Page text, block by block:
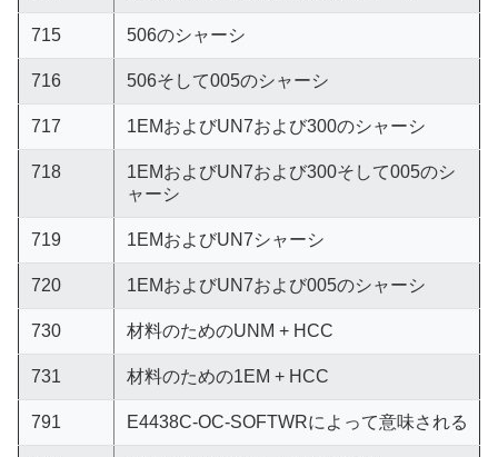
715 506のシャーシ
716 506そして005のシャーシ
717 1EMおよびUN7および300のシャーシ
718
1EMおよびUN7および300そして005のシ
ャーシ
719 1EMおよびUN7シャーシ
720 1EMおよびUN7および005のシャーシ
730 材料のためのUNM + HCC
731 材料のための1EM + HCC
791 E4438C-OC-SOFTWRによって意味される